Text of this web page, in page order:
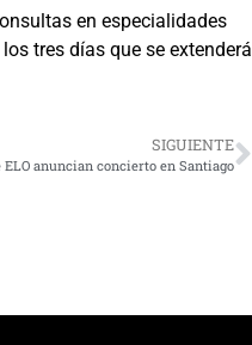
en especialidades
tres días que se extenderá
SIGUIENTE
anuncian concierto en Santiago